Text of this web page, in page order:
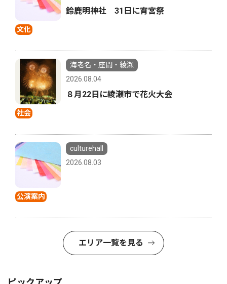
文化
鈴鹿明神社 31日に宵宮祭
社会
海老名・座間・綾瀬
2026.08.04
８月22日に綾瀬市で花火大会
公演案内
culturehall
2026.08.03
エリア一覧を見る